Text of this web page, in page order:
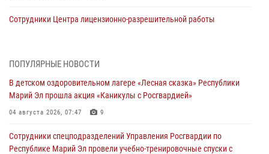
Сотрудники Центра лицензионно-разрешительной работы
04 августа 2026, 06:46
В Йошкар-Оле для сотрудников Росгвардии провели занятие по
антикоррупционной тематике
04 августа 2026, 06:06 2
Генерал-полковник Юрий Аверин выступил на Всероссийском
молодёжном образовательном форуме «Территория смыслов»
ПОПУЛЯРНЫЕ НОВОСТИ
В детском оздоровительном лагере «Лесная сказка» Республики
Марий Эл прошла акция «Каникулы с Росгвардией»
04 августа 2026, 07:47 9
Сотрудники спецподразделений Управления Росгвардии по
Республике Марий Эл провели учебно-тренировочные спуски с